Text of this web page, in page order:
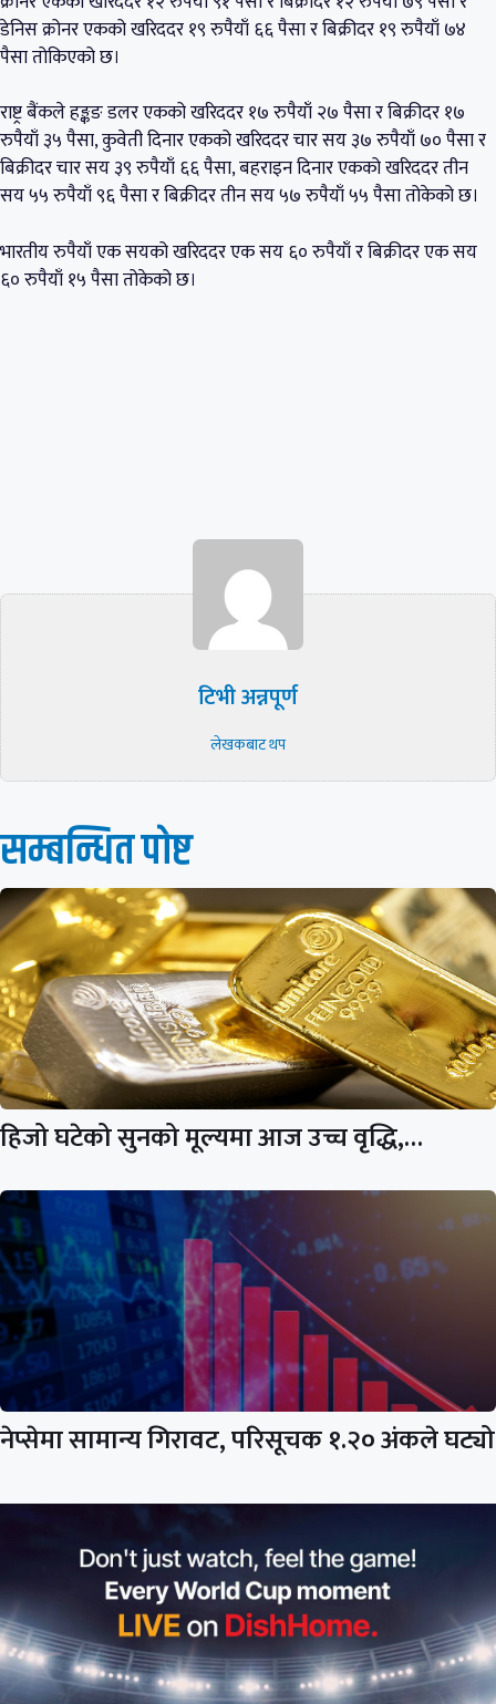
डेनिस क्रोनर एकको खरिददर १९ रुपैयाँ ६६ पैसा र बिक्रीदर १९ रुपैयाँ ७४
पैसा तोकिएको छ।
राष्ट्र बैंकले हङ्कङ डलर एकको खरिददर १७ रुपैयाँ २७ पैसा र बिक्रीदर १७
रुपैयाँ ३५ पैसा, कुवेती दिनार एकको खरिददर चार सय ३७ रुपैयाँ ७० पैसा र
बिक्रीदर चार सय ३९ रुपैयाँ ६६ पैसा, बहराइन दिनार एकको खरिददर तीन
सय ५५ रुपैयाँ ९६ पैसा र बिक्रीदर तीन सय ५७ रुपैयाँ ५५ पैसा तोकेको छ।
भारतीय रुपैयाँ एक सयको खरिददर एक सय ६० रुपैयाँ र बिक्रीदर एक सय
६० रुपैयाँ १५ पैसा तोकेको छ।
टिभी अन्नपूर्ण
लेखकबाट थप
सम्बन्धित पाेष्ट
हिजो घटेको सुनको मूल्यमा आज उच्च वृद्धि,…
नेप्सेमा सामान्य गिरावट, परिसूचक १.२० अंकले घट्यो